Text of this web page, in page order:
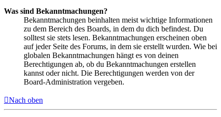
Was sind Bekanntmachungen?
Bekanntmachungen beinhalten meist wichtige Informationen
zu dem Bereich des Boards, in dem du dich befindest. Du
solltest sie stets lesen. Bekanntmachungen erscheinen oben
auf jeder Seite des Forums, in dem sie erstellt wurden. Wie bei
globalen Bekanntmachungen hängt es von deinen
Berechtigungen ab, ob du Bekanntmachungen erstellen
kannst oder nicht. Die Berechtigungen werden von der
Board-Administration vergeben.
Nach oben